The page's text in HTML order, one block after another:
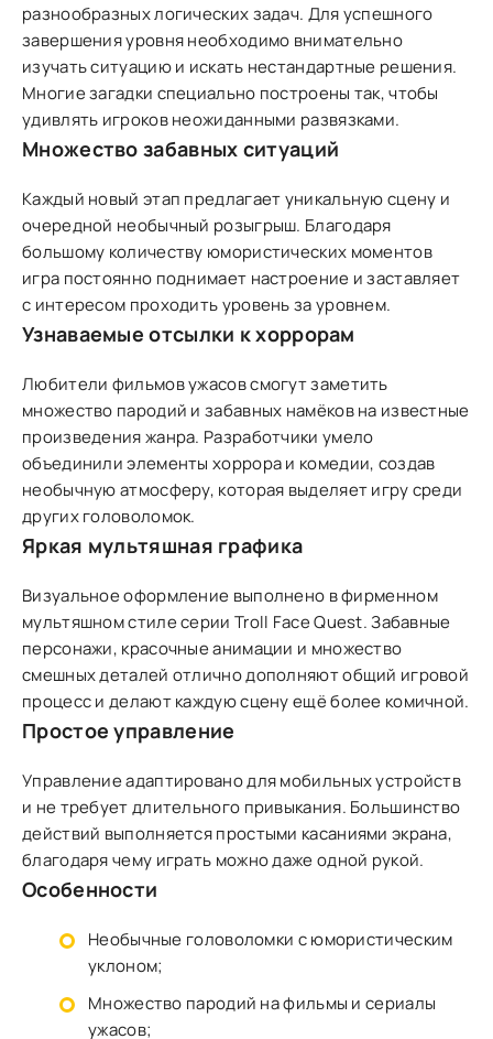
разнообразных логических задач. Для успешного
завершения уровня необходимо внимательно
изучать ситуацию и искать нестандартные решения.
Многие загадки специально построены так, чтобы
удивлять игроков неожиданными развязками.
Множество забавных ситуаций
Каждый новый этап предлагает уникальную сцену и
очередной необычный розыгрыш. Благодаря
большому количеству юмористических моментов
игра постоянно поднимает настроение и заставляет
с интересом проходить уровень за уровнем.
Узнаваемые отсылки к хоррорам
Любители фильмов ужасов смогут заметить
множество пародий и забавных намёков на известные
произведения жанра. Разработчики умело
объединили элементы хоррора и комедии, создав
необычную атмосферу, которая выделяет игру среди
других головоломок.
Яркая мультяшная графика
Визуальное оформление выполнено в фирменном
мультяшном стиле серии Troll Face Quest. Забавные
персонажи, красочные анимации и множество
смешных деталей отлично дополняют общий игровой
процесс и делают каждую сцену ещё более комичной.
Простое управление
Управление адаптировано для мобильных устройств
и не требует длительного привыкания. Большинство
действий выполняется простыми касаниями экрана,
благодаря чему играть можно даже одной рукой.
Особенности
Необычные головоломки с юмористическим
уклоном;
Множество пародий на фильмы и сериалы
ужасов;